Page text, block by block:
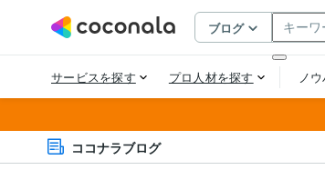
ココナラブログ